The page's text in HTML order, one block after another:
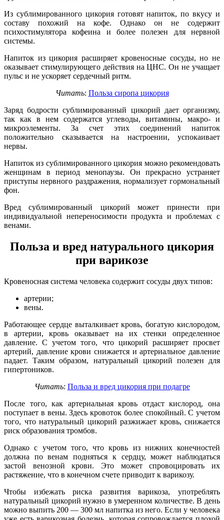
Из сублимированного цикория готовят напиток, по вкусу и
составу похожий на кофе. Однако он не содержит
психостимулятора кофеина и более полезен для нервной
системы.
Напиток из цикория расширяет кровеносные сосуды, но не
оказывает стимулирующего действия на ЦНС. Он не учащает
пульс и не ускоряет сердечный ритм.
Читать: Польза сиропа цикория
Заряд бодрости сублимированный цикорий дает организму,
так как в нем содержатся углеводы, витамины, макро- и
микроэлементы. За счет этих соединений напиток
положительно сказывается на настроении, успокаивает
нервы.
Напиток из сублимированного цикория можно рекомендовать
женщинам в период менопаузы. Он прекрасно устраняет
приступы нервного раздражения, нормализует гормональный
фон.
Вред сублимированный цикорий может принести при
индивидуальной непереносимости продукта и проблемах с
венами.
Польза и вред натурального цикория
при варикозе
Кровеносная система человека содержит сосуды двух типов:
артерии;
вены.
Работающее сердце выталкивает кровь, богатую кислородом,
в артерии, кровь оказывает на их стенки определенное
давление. С учетом того, что цикорий расширяет просвет
артерий, давление крови снижается и артериальное давление
падает. Таким образом, натуральный цикорий полезен для
гипертоников.
Читать: Польза и вред цикория при подагре
После того, как артериальная кровь отдаст кислород, она
поступает в вены. Здесь кровоток более спокойный. С учетом
того, что натуральный цикорий разжижает кровь, снижается
риск образования тромбов.
Однако с учетом того, что кровь из нижних конечностей
должна по венам подняться к сердцу, может наблюдаться
застой венозной крови. Это может спровоцировать их
растяжение, что в конечном счете приводит к варикозу.
Чтобы избежать риска развития варикоза, употреблять
натуральный цикорий нужно в умеренном количестве. В день
можно выпить 200 — 300 мл напитка из него. Если у человека